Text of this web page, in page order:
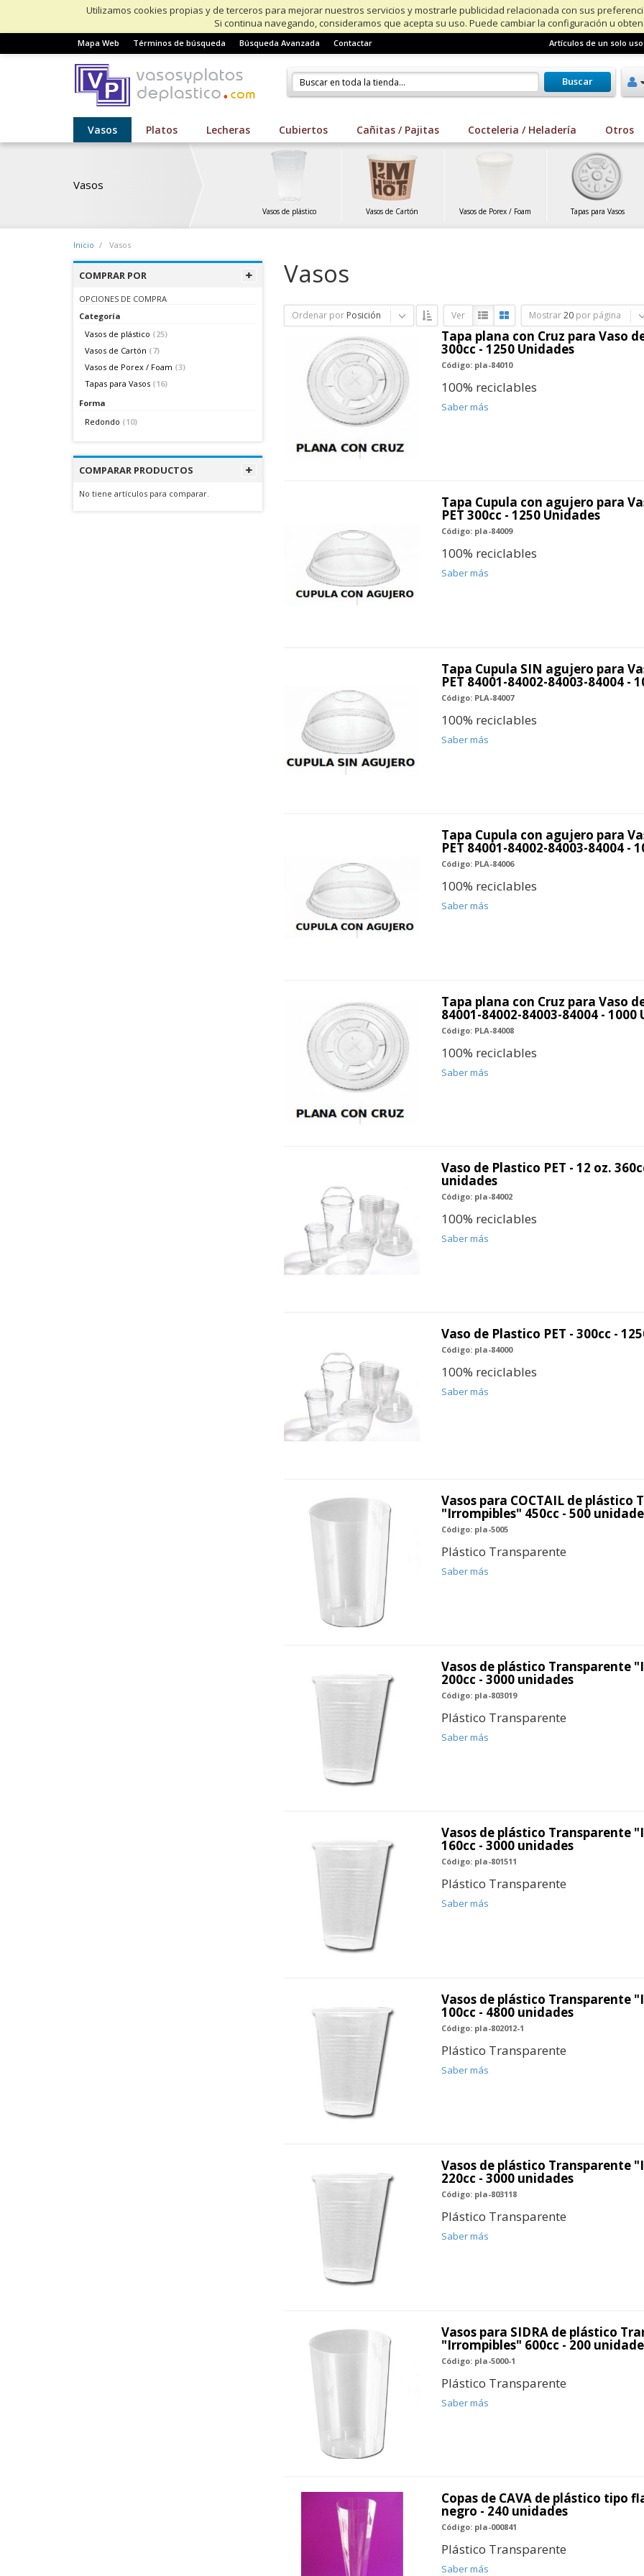
Utilizamos cookies propias y de terceros para mejorar nuestros servicios y mostrarle publicidad relacionada con sus
Si continua navegando, consideramos que acepta su uso. Puede cambiar la configuración u
Mapa Web Términos de búsqueda Búsqueda Avanzada Contactar Artículos de un solo
Buscar
Vasos Platos Lecheras Cubiertos Cañitas / Pajitas Cocteleria / Heladería Otros
Vasos
Vasos de plástico Vasos de Cartón Vasos de Porex / Foam Tapas para Vasos
Inicio Vasos
COMPRAR POR
OPCIONES DE COMPRA
Categoría
Vasos de plástico (25)
Vasos de Cartón (7)
Vasos de Porex / Foam (3)
Tapas para Vasos (16)
Forma
Redondo (10)
COMPARAR PRODUCTOS
No tiene artículos para comparar.
Vasos
Ordenar por Posición Ver Mostrar 20 por página
Tapa plana con Cruz para Vaso
300cc - 1250 Unidades
Código: pla-84010
100% reciclables
Saber más
Tapa Cupula con agujero para
PET 300cc - 1250 Unidades
Código: pla-84009
100% reciclables
Saber más
Tapa Cupula SIN agujero para
PET 84001-84002-84003-84004 -
Código: PLA-84007
100% reciclables
Saber más
Tapa Cupula con agujero para
PET 84001-84002-84003-84004 -
Código: PLA-84006
100% reciclables
Saber más
Tapa plana con Cruz para Vaso
84001-84002-84003-84004 - 1000
Código: PLA-84008
100% reciclables
Saber más
Vaso de Plastico PET - 12 oz.
unidades
Código: pla-84002
100% reciclables
Saber más
Vaso de Plastico PET - 300cc -
Código: pla-84000
100% reciclables
Saber más
Vasos para COCTAIL de plástico
"Irrompibles" 450cc - 500
Código: pla-5005
Plástico Transparente
Saber más
Vasos de plástico Transparente
200cc - 3000 unidades
Código: pla-803019
Plástico Transparente
Saber más
Vasos de plástico Transparente
160cc - 3000 unidades
Código: pla-801511
Plástico Transparente
Saber más
Vasos de plástico Transparente
100cc - 4800 unidades
Código: pla-802012-1
Plástico Transparente
Saber más
Vasos de plástico Transparente
220cc - 3000 unidades
Código: pla-803118
Plástico Transparente
Saber más
Vasos para SIDRA de plástico
"Irrompibles" 600cc - 200
Código: pla-5000-1
Plástico Transparente
Saber más
Copas de CAVA de plástico tipo
negro - 240 unidades
Código: pla-000841
Plástico Transparente
Saber más